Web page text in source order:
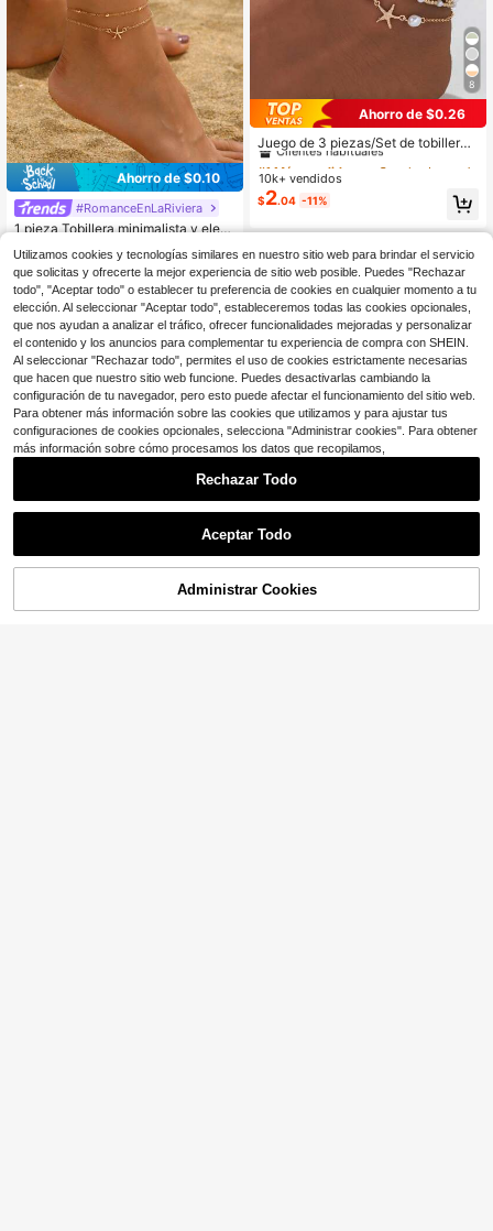
Ahorro de $0.10
#RomanceEnLaRiviera
1 pieza Tobillera minimalista y eleg
mar y cadena de cuentas para muje
r en verano
1 .60 -6% con cupón
8
Ahorro de $0.26
Juego de 3 piezas/Set de tobilleras
con estilo de playa de verano con e
strella de mar y concha de metal co
n cuentas para mujeres, estilo boho
chic
#1 Más vendidos
en Concha Joyas para pies de mujer
Clientes habituales
#1 Más vendidos
Clientes habituales
#1 Más vendidos
Clientes habituales
#1 Más vendidos
en Concha Joyas para pies de mujer
10k+ vendidos
$2.04 -11%
¡17% DE DESCUENTO!
Utilizamos cookies y tecnologías similares en nuestro sitio web para brindar el servicio
que solicitas y ofrecerte la mejor experiencia de sitio web posible. Puedes "Rechazar
todo", "Aceptar todo" o establecer tu preferencia de cookies en cualquier momento a tu
elección. Al seleccionar "Aceptar todo", estableceremos todas las cookies opcionales,
que nos ayudan a analizar el tráfico, ofrecer funcionalidades mejoradas y personalizar
el contenido y los anuncios para complementar tu experiencia de compra con SHEIN.
Al seleccionar "Rechazar todo", permites el uso de cookies estrictamente necesarias
que hacen que nuestro sitio web funcione. Puedes desactivarlas cambiando la
configuración de tu navegador, pero esto puede afectar el funcionamiento del sitio web.
Para obtener más información sobre las cookies que utilizamos y para ajustar tus
configuraciones de cookies opcionales, selecciona "Administrar cookies". Para obtener
más información sobre cómo procesamos los datos que recopilamos,
Rechazar Todo
Aceptar Todo
Administrar Cookies